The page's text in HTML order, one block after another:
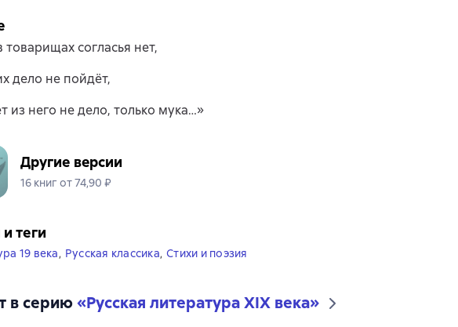
товарищах согласья нет,
дело не пойдёт,
из него не дело, только мука…»
Другие версии
16 книг от 74,90 ₽
теги
19 века, Русская классика, Стихи и поэзия
в серию«Русская литература XIX века»